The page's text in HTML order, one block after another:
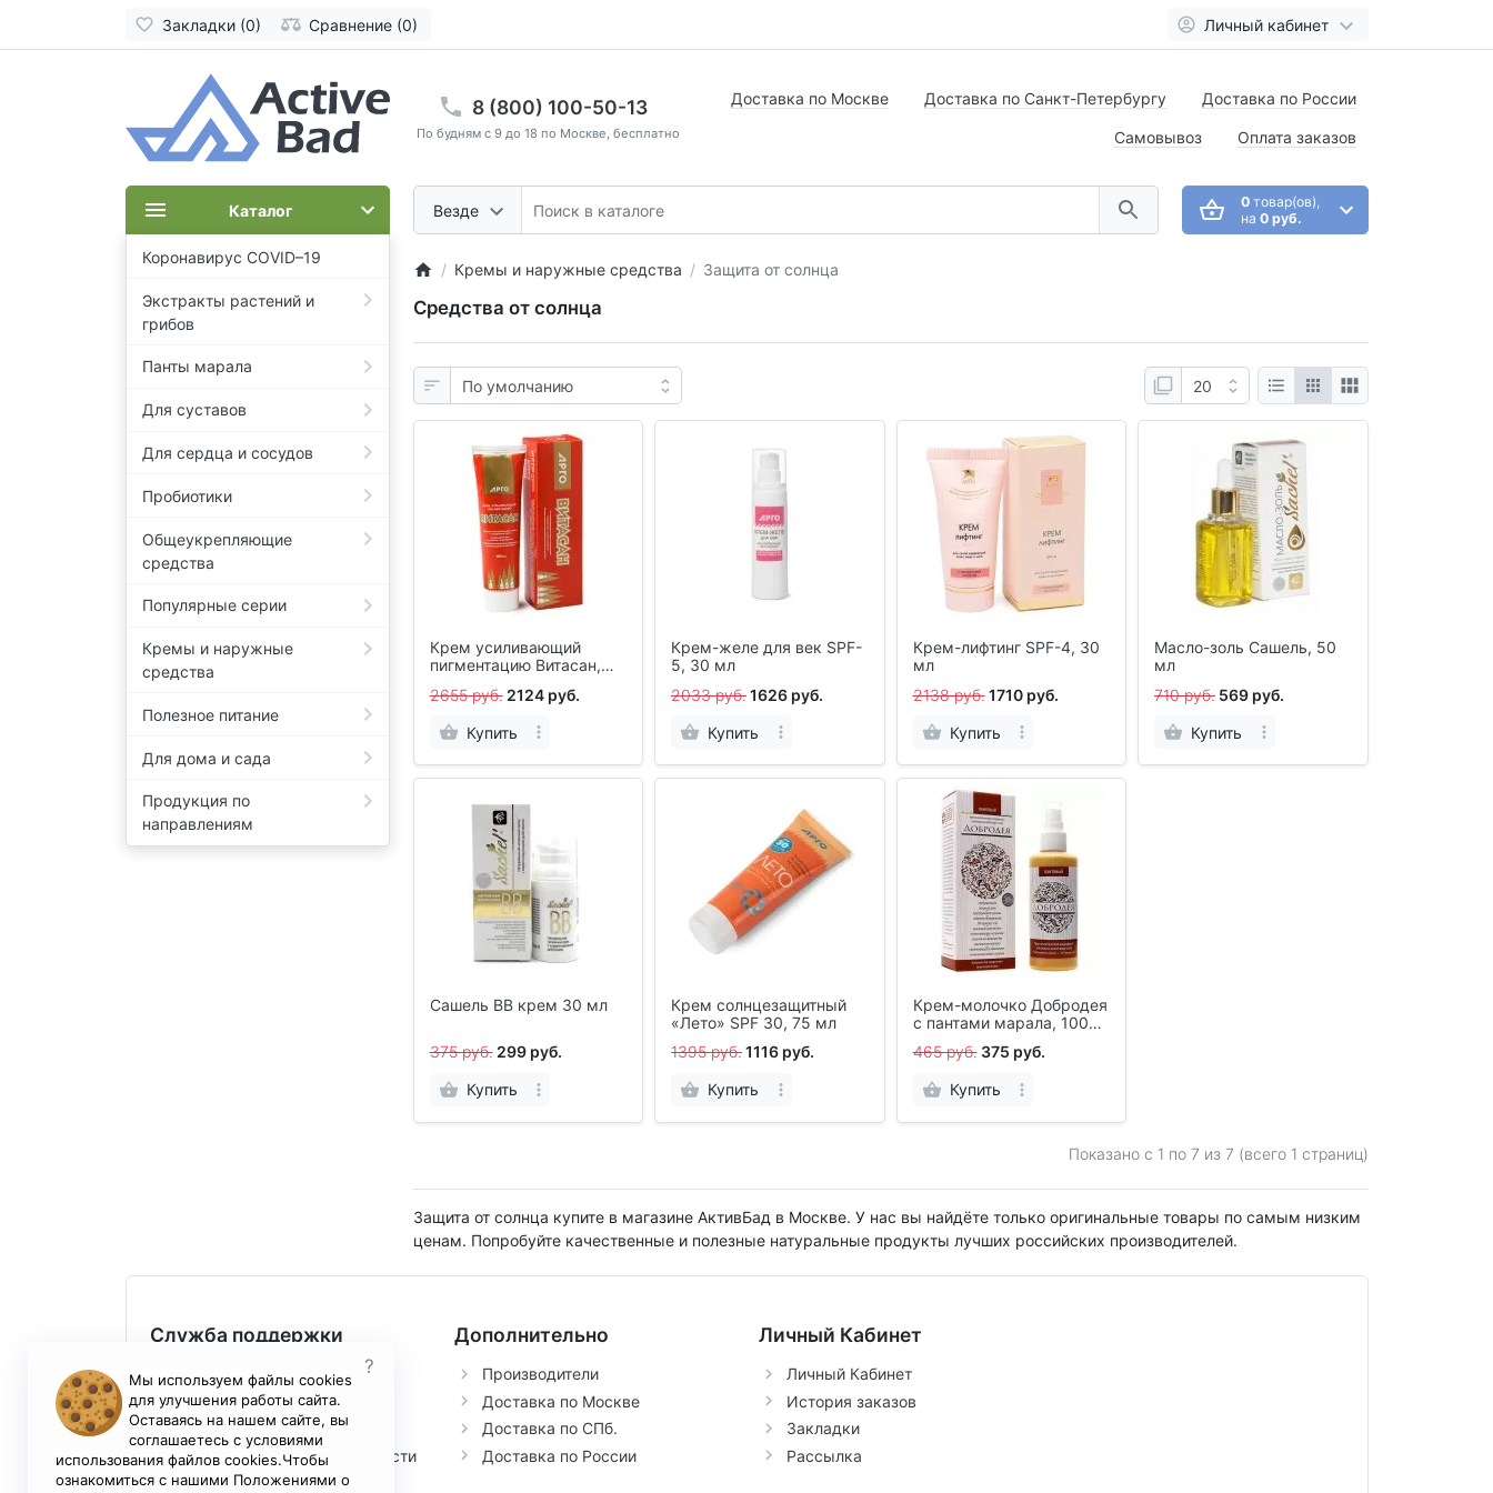
Закладки (0) Сравнение (0) Личный кабинет
8 (800) 100-50-13
По будням с 9 до 18 по Москве, бесплатно
Везде
Доставка по Москве Доставка по Санкт-Петербургу Доставка по России
Самовывоз Оплата заказов
0товар(ов),
на 0 руб.
Каталог
Коронавирус COVID–19
Экстракты растений и
грибов
Панты марала
Для суставов
Для сердца и сосудов
Пробиотики
Общеукрепляющие
средства
Популярные серии
Кремы и наружные
средства
Полезное питание
Для дома и сада
Продукция по
направлениям
Кремы и наружные средства Защита от солнца
Средства от солнца
Крем усиливающий
пигментацию Витасан,
2655 руб. 2124 руб.
Купить
Крем-желе для век SPF-
5, 30 мл
2033 руб.1626 руб.
Купить
Крем-лифтинг SPF-4, 30
мл
2138 руб. 1710 руб.
Купить
Масло-золь Сашель, 50
мл
710 руб. 569 руб.
Купить
Сашель BB крем 30 мл
375 руб. 299 руб.
Купить
Крем солнцезащитный
«Лето» SPF 30, 75 мл
1395 руб.1116 руб.
Купить
Крем-молочко Добродея
с пантами марала, 100
465 руб. 375 руб.
Купить
Показано с 1 по 7 из 7 (всего 1 страниц)
Защита от солнца купите в магазине АктивБад в Москве. У нас вы найдёте только оригинальные товары по самым низким
ценам. Попробуйте качественные и полезные натуральные продукты лучших российских производителей.
Служба поддержки
Контакты
Возврат товара
Условия соглашения
Политика конфиденциальности
Дополнительно
Производители
Доставка по Москве
Доставка по СПб.
Доставка по России
Личный Кабинет
Личный Кабинет
История заказов
Закладки
Рассылка
Мы используем файлы cookies
для улучшения работы сайта.
Оставаясь на нашем сайте, вы
соглашаетесь с условиями
использования файлов cookies.Чтобы
ознакомиться с нашими Положениями о
?